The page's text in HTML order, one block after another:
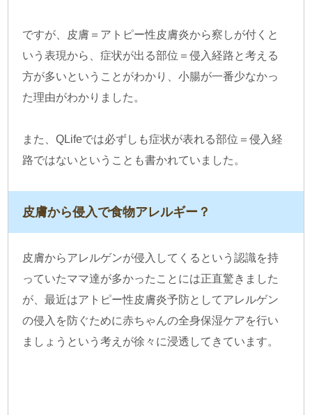
ですが、皮膚＝アトピー性皮膚炎から察しが付くと
いう表現から、症状が出る部位＝侵入経路と考える
方が多いということがわかり、小腸が一番少なかっ
た理由がわかりました。
また、QLifeでは必ずしも症状が表れる部位＝侵入経
路ではないということも書かれていました。
皮膚から侵入で食物アレルギー？
皮膚からアレルゲンが侵入してくるという認識を持
っていたママ達が多かったことには正直驚きました
が、最近はアトピー性皮膚炎予防としてアレルゲン
の侵入を防ぐために赤ちゃんの全身保湿ケアを行い
ましょうという考えが徐々に浸透してきています。